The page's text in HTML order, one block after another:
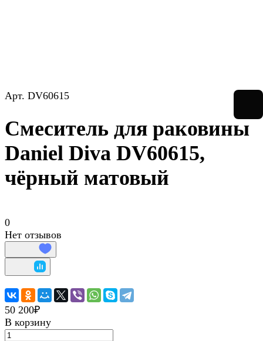
Арт. DV60615
Смеситель для раковины
Daniel Diva DV60615,
чёрный матовый
0
Нет отзывов
50 200₽
В корзину